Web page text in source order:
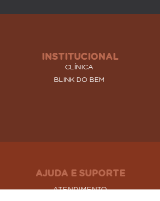
INSTITUCIONAL
CLÍNICA
BLINK DO BEM
AJUDA E SUPORTE
ATENDIMENTO